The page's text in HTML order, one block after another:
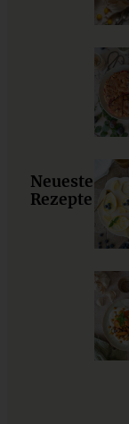
Tannenbaum-
Neueste
Rezepte